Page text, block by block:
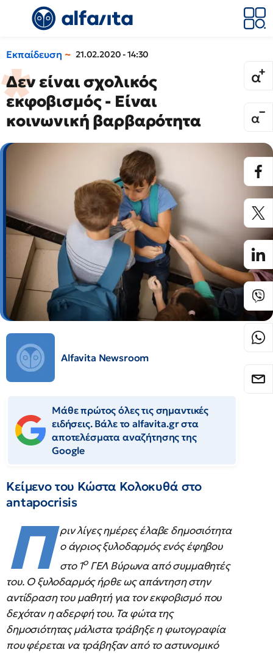
Εκπαίδευση 21.02.2020 - 14:30
Δεν είναι σχολικός
εκφοβισμός - Είναι
κοινωνική βαρβαρότητα
Alfavita Newsroom
Μάθε πρώτος όλες τις σημαντικές
ειδήσεις. Βάλε το alfavita.gr στα
αποτελέσματα αναζήτησης της
Google
Κείμενο του Κώστα Κολοκυθά στο
antapocrisis
Π ριν λίγες ημέρες έλαβε δημοσιότητα
ο άγριος ξυλοδαρμός ενός έφηβου
στο 1οΓΕΛ Βύρωνα από συμμαθητές
του. Ο ξυλοδαρμός ήρθε ως απάντηση στην
αντίδραση του μαθητή για τον εκφοβισμό που
δεχόταν η αδερφή του. Τα φώτα της
δημοσιότητας μάλιστα τράβηξε η φωτογραφία
που φέρεται να τράβηξαν από το αστυνομικό